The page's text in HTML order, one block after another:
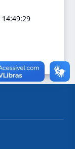
14:49:29